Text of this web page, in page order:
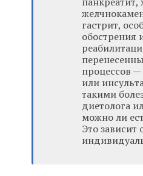
гастрит,
обострения
процессов
или
такими
диетолога
можно ли
Это зависит